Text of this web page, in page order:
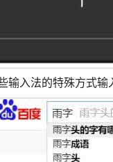
输入法的特殊方式输